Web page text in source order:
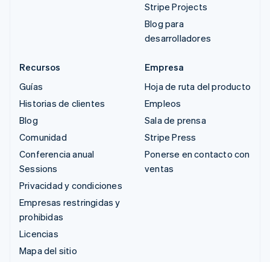
Stripe Projects
Blog para
desarrolladores
Recursos
Guías
Historias de clientes
Blog
Comunidad
Conferencia anual
Sessions
Privacidad y condiciones
Empresas restringidas y
prohibidas
Licencias
Mapa del sitio
Empresa
Hoja de ruta del producto
Empleos
Sala de prensa
Stripe Press
Ponerse en contacto con
ventas